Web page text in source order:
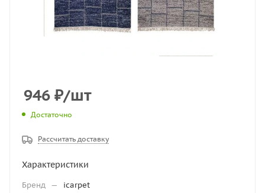
946 ₽/шт
Достаточно
Рассчитать доставку
Характеристики
Бренд —
icarpet